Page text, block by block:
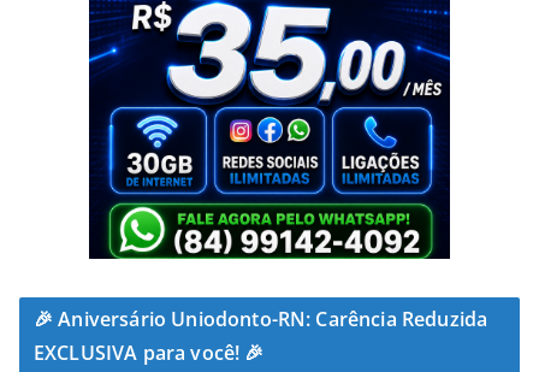
🎉 Aniversário Uniodonto-RN: Carência Reduzida
EXCLUSIVA para você! 🎉